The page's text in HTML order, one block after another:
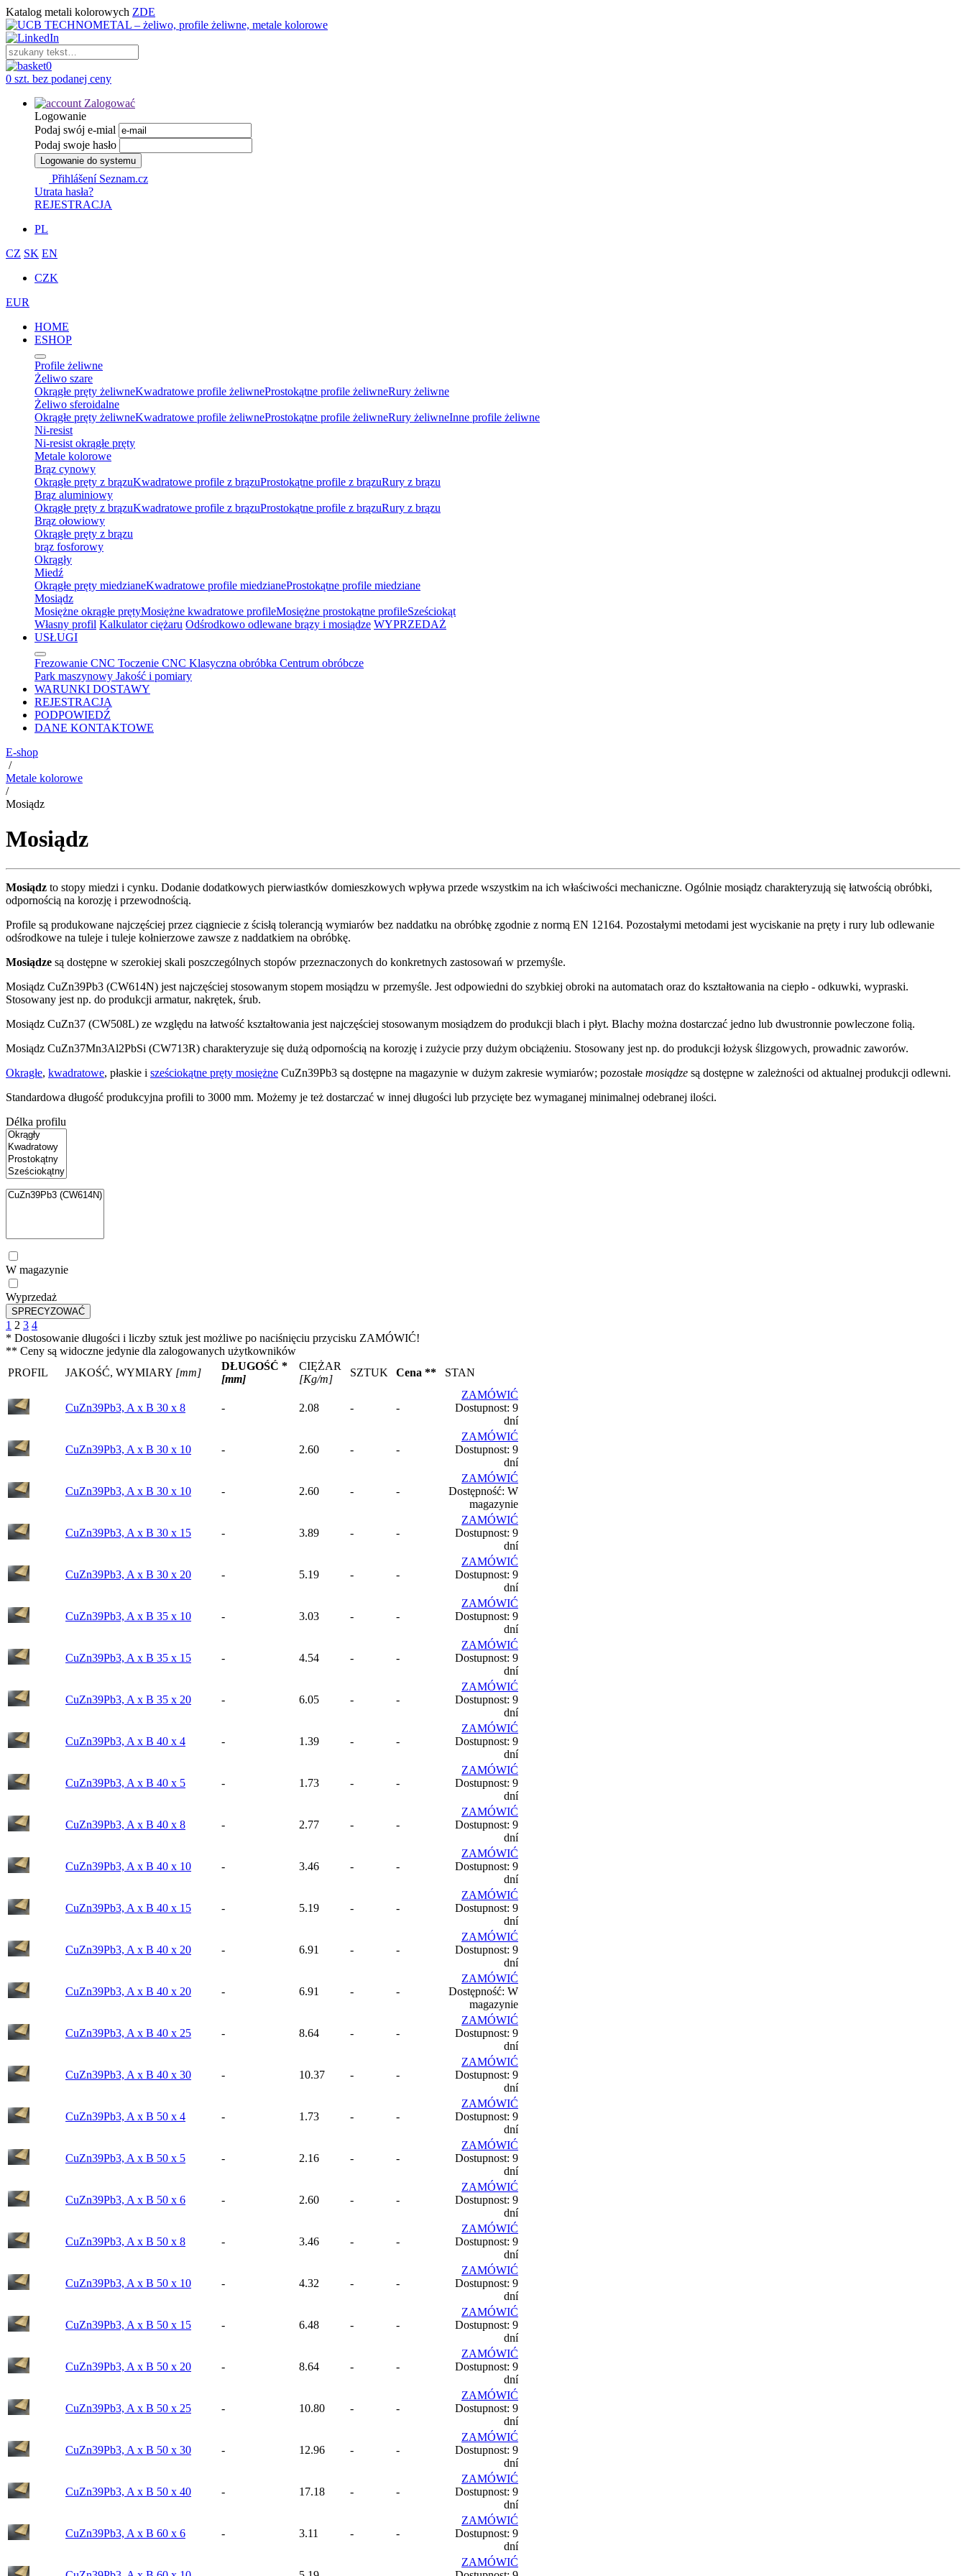
Katalog metali kolorowych ZDE
0
0 szt. bez podanej ceny
Zalogować
Logowanie
Podaj swój e-mial
Podaj swoje hasło
Logowanie do systemu
Přihlášení Seznam.cz
Utrata hasła?
REJESTRACJA
PL
CZ SK EN
CZK
EUR
HOME
ESHOP
Profile żeliwne
Żeliwo szare
Okrągłe pręty żeliwneKwadratowe profile żeliwneProstokątne profile żeliwneRury żeliwne
Żeliwo sferoidalne
Okrągłe pręty żeliwneKwadratowe profile żeliwneProstokątne profile żeliwneRury żeliwneInne profile żeliwne
Ni-resist
Ni-resist okrągłe pręty
Metale kolorowe
Brąz cynowy
Okrągłe pręty z brązuKwadratowe profile z brązuProstokątne profile z brązuRury z brązu
Brąz aluminiowy
Okrągłe pręty z brązuKwadratowe profile z brązuProstokątne profile z brązuRury z brązu
Brąz ołowiowy
Okrągłe pręty z brązu
brąz fosforowy
Okrągły
Miedź
Okrągłe pręty miedzianeKwadratowe profile miedzianeProstokątne profile miedziane
Mosiądz
Mosiężne okrągłe prętyMosiężne kwadratowe profileMosiężne prostokątne profileSześciokąt
Własny profil Kalkulator ciężaru Odśrodkowo odlewane brązy i mosiądze WYPRZEDAŻ
USŁUGI
Frezowanie CNC Toczenie CNC Klasyczna obróbka Centrum obróbcze
Park maszynowy Jakość i pomiary
WARUNKI DOSTAWY
REJESTRACJA
PODPOWIEDŹ
DANE KONTAKTOWE
E-shop
/
Metale kolorowe
/
Mosiądz
Mosiądz
Mosiądz to stopy miedzi i cynku. Dodanie dodatkowych pierwiastków domieszkowych wpływa przede wszystkim na ich właściwości mechaniczne. Ogólnie mosiądz charakteryzują się łatwością obróbki,
odpornością na korozję i przewodnością.
Profile są produkowane najczęściej przez ciągniecie z ścisłą tolerancją wymiarów bez naddatku na obróbkę zgodnie z normą EN 12164. Pozostałymi metodami jest wyciskanie na pręty i rury lub odlewanie
odśrodkowe na tuleje i tuleje kołnierzowe zawsze z naddatkiem na obróbkę.
Mosiądze są dostępne w szerokiej skali poszczególnych stopów przeznaczonych do konkretnych zastosowań w przemyśle.
Mosiądz CuZn39Pb3 (CW614N) jest najczęściej stosowanym stopem mosiądzu w przemyśle. Jest odpowiedni do szybkiej obroki na automatach oraz do kształtowania na ciepło - odkuwki, wypraski.
Stosowany jest np. do produkcji armatur, nakrętek, śrub.
Mosiądz CuZn37 (CW508L) ze względu na łatwość kształtowania jest najczęściej stosowanym mosiądzem do produkcji blach i płyt. Blachy można dostarczać jedno lub dwustronnie powleczone folią.
Mosiądz CuZn37Mn3Al2PbSi (CW713R) charakteryzuje się dużą odpornością na korozję i zużycie przy dużym obciążeniu. Stosowany jest np. do produkcji łożysk ślizgowych, prowadnic zaworów.
Okragłe, kwadratowe, płaskie i sześciokątne pręty mosiężne CuZn39Pb3 są dostępne na magazynie w dużym zakresie wymiarów; pozostałe mosiądze są dostępne w zależności od aktualnej produkcji odlewni.
Standardowa długość produkcyjna profili to 3000 mm. Możemy je też dostarczać w innej długości lub przycięte bez wymaganej minimalnej odebranej ilości.
Délka profilu
W magazynie
Wyprzedaż
1 2 3 4
* Dostosowanie długości i liczby sztuk jest możliwe po naciśnięciu przycisku ZAMÓWIĆ!
** Ceny są widoczne jedynie dla zalogowanych użytkowników
PROFIL
JAKOŚĆ, WYMIARY [mm]
DŁUGOŚĆ *
[mm]
CIĘŻAR
[Kg/m]
SZTUK Cena ** STAN
CuZn39Pb3, A x B 30 x 8 - 2.08 - -
ZAMÓWIĆ
Dostupnost: 9
dní
CuZn39Pb3, A x B 30 x 10 - 2.60 - -
ZAMÓWIĆ
Dostupnost: 9
dní
CuZn39Pb3, A x B 30 x 10 - 2.60 - -
ZAMÓWIĆ
Dostępność: W
magazynie
CuZn39Pb3, A x B 30 x 15 - 3.89 - -
ZAMÓWIĆ
Dostupnost: 9
dní
CuZn39Pb3, A x B 30 x 20 - 5.19 - -
ZAMÓWIĆ
Dostupnost: 9
dní
CuZn39Pb3, A x B 35 x 10 - 3.03 - -
ZAMÓWIĆ
Dostupnost: 9
dní
CuZn39Pb3, A x B 35 x 15 - 4.54 - -
ZAMÓWIĆ
Dostupnost: 9
dní
CuZn39Pb3, A x B 35 x 20 - 6.05 - -
ZAMÓWIĆ
Dostupnost: 9
dní
CuZn39Pb3, A x B 40 x 4 - 1.39 - -
ZAMÓWIĆ
Dostupnost: 9
dní
CuZn39Pb3, A x B 40 x 5 - 1.73 - -
ZAMÓWIĆ
Dostupnost: 9
dní
CuZn39Pb3, A x B 40 x 8 - 2.77 - -
ZAMÓWIĆ
Dostupnost: 9
dní
CuZn39Pb3, A x B 40 x 10 - 3.46 - -
ZAMÓWIĆ
Dostupnost: 9
dní
CuZn39Pb3, A x B 40 x 15 - 5.19 - -
ZAMÓWIĆ
Dostupnost: 9
dní
CuZn39Pb3, A x B 40 x 20 - 6.91 - -
ZAMÓWIĆ
Dostupnost: 9
dní
CuZn39Pb3, A x B 40 x 20 - 6.91 - -
ZAMÓWIĆ
Dostępność: W
magazynie
CuZn39Pb3, A x B 40 x 25 - 8.64 - -
ZAMÓWIĆ
Dostupnost: 9
dní
CuZn39Pb3, A x B 40 x 30 - 10.37 - -
ZAMÓWIĆ
Dostupnost: 9
dní
CuZn39Pb3, A x B 50 x 4 - 1.73 - -
ZAMÓWIĆ
Dostupnost: 9
dní
CuZn39Pb3, A x B 50 x 5 - 2.16 - -
ZAMÓWIĆ
Dostupnost: 9
dní
CuZn39Pb3, A x B 50 x 6 - 2.60 - -
ZAMÓWIĆ
Dostupnost: 9
dní
CuZn39Pb3, A x B 50 x 8 - 3.46 - -
ZAMÓWIĆ
Dostupnost: 9
dní
CuZn39Pb3, A x B 50 x 10 - 4.32 - -
ZAMÓWIĆ
Dostupnost: 9
dní
CuZn39Pb3, A x B 50 x 15 - 6.48 - -
ZAMÓWIĆ
Dostupnost: 9
dní
CuZn39Pb3, A x B 50 x 20 - 8.64 - -
ZAMÓWIĆ
Dostupnost: 9
dní
CuZn39Pb3, A x B 50 x 25 - 10.80 - -
ZAMÓWIĆ
Dostupnost: 9
dní
CuZn39Pb3, A x B 50 x 30 - 12.96 - -
ZAMÓWIĆ
Dostupnost: 9
dní
CuZn39Pb3, A x B 50 x 40 - 17.18 - -
ZAMÓWIĆ
Dostupnost: 9
dní
CuZn39Pb3, A x B 60 x 6 - 3.11 - -
ZAMÓWIĆ
Dostupnost: 9
dní
ZAMÓWIĆ